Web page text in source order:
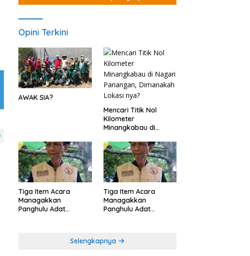
Opini Terkini
AWAK SIA?
Mencari Titik Nol
Kilometer
Minangkabau di
Dimanakah Lokasi
nya?
Tiga Item Acara
Managakkan
Panghulu Adat
Tiga Item Acara
Managakkan
Panghulu Adat
Selengkapnya